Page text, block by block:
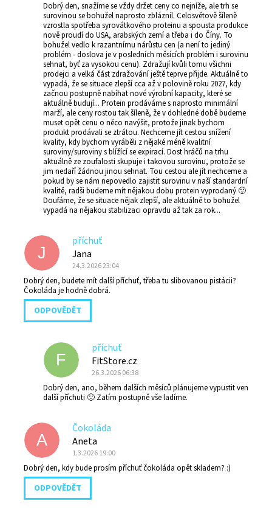
Dobrý den, snažíme se vždy držet ceny co nejníže, ale trh se
surovinou se bohužel naprosto zbláznil. Celosvětově šíleně
vzrostla spotřeba syrovátkového proteinu a spousta produkce
nově proudí do USA, arabských zemí a třeba i do Číny. To
bohužel vedlo k razantnímu nárůstu cen (a není to jediný
problém - doslova je v posledních měsících problém i surovinu
sehnat, byť za vysokou cenu). Zdražují kvůli tomu všichni
prodejci a velká část zdražování ještě teprve přijde. Aktuálně to
vypadá, že se situace zlepší cca až v polovině roku 2027, kdy
začnou postupně nabíhat nové výrobní kapacity, které se
aktuálně budují... Protein prodáváme s naprosto minimální
marží, ale ceny rostou tak šíleně, že v dohledné době budeme
muset opět cenu o něco navýšit, protože jinak bychom
produkt prodávali se ztrátou. Nechceme jít cestou snížení
kvality, kdy bychom vyráběli z nějaké méně kvalitní
suroviny/suroviny s blížící se expirací. Dost hráčů na trhu
aktuálně ze zoufalosti skupuje i takovou surovinu, protože se
jim nedaří žádnou jinou sehnat. Tou cestou ale jít nechceme a
pokud by se nám nepovedlo zajistit surovinu v naší standardní
kvalitě, radši budeme mít nějakou dobu protein vyprodaný 🙂
Doufáme, že se situace nějak zlepší, ale aktuálně to bohužel
vypadá na nějakou stabilizaci opravdu až tak za rok...
J
příchuť
Jana
24.3.2026 23:04
Dobrý den, budete mít další příchuť, třeba tu slibovanou pistácii?
Čokoláda je hodně dobrá.
ODPOVĚDĚT
F
příchuť
FitStore.cz
26.3.2026 06:38
Dobrý den, ano, během dalších měsíců plánujeme vypustit ven
další příchuti 🙂 Zatím postupně vše ladíme.
A
Čokoláda
Aneta
1.3.2026 19:00
Dobrý den, kdy bude prosím příchuť čokoláda opět skladem? :)
ODPOVĚDĚT